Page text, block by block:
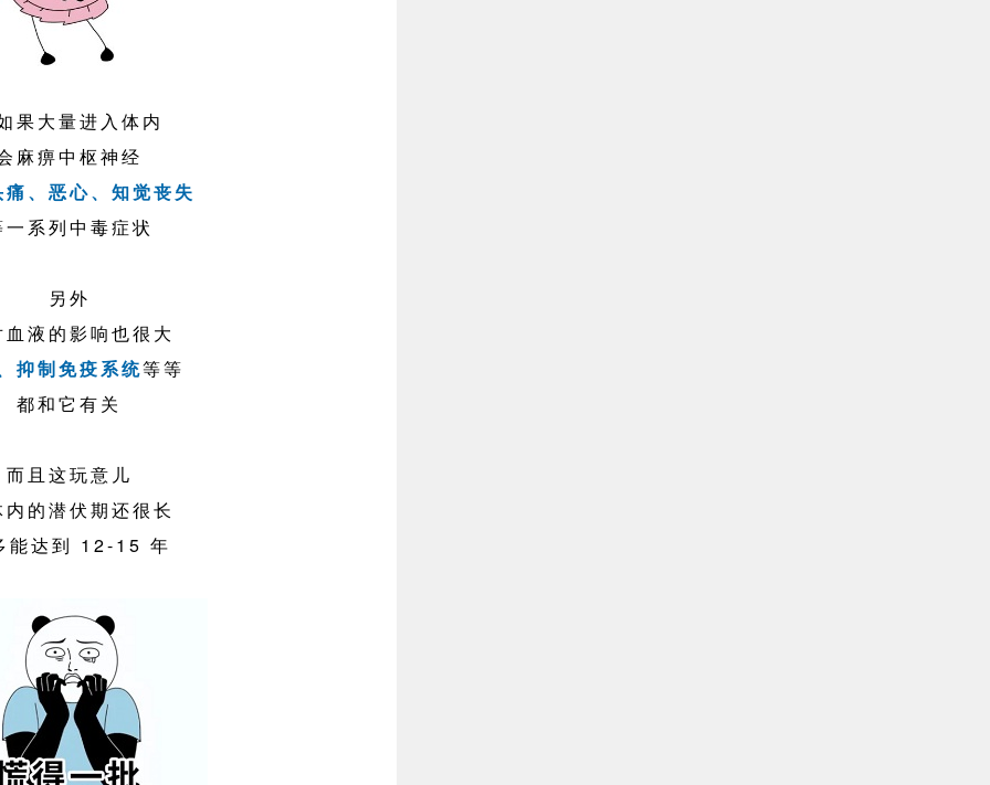
果大量进入体内
麻痹中枢神经
、恶心、知觉丧失
一系列中毒症状
另外
血液的影响也很大
抑制免疫系统等等
都和它有关
而且这玩意儿
内的潜伏期还很长
能达到 12-15 年